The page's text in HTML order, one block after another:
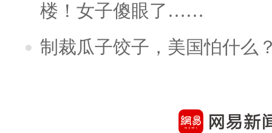
楼！女子傻眼了……
制裁瓜子饺子，美国怕什么